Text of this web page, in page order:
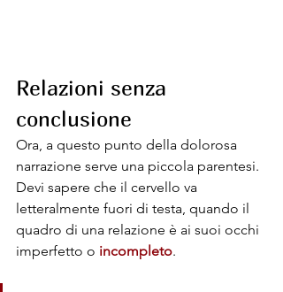
Relazioni senza
conclusione
Ora, a questo punto della dolorosa
narrazione serve una piccola parentesi.
Devi sapere che il cervello va
letteralmente fuori di testa, quando il
quadro di una relazione è ai suoi occhi
imperfetto o incompleto.